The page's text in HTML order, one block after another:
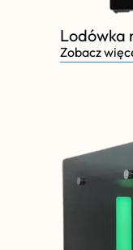
Lodówka
Zobacz